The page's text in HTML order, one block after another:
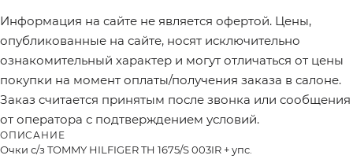
Информация на сайте не является офертой. Цены,
опубликованные на сайте, носят исключительно
ознакомительный характер и могут отличаться от цены
покупки на момент оплаты/получения заказа в салоне.
Заказ считается принятым после звонка или сообщения
от оператора с подтверждением условий.
ОПИСАНИЕ
Очки с/з TOMMY HILFIGER TH 1675/S 003IR + упс.